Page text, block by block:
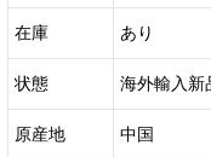
在庫 あり
状態 海外輸入新
原産地 中国